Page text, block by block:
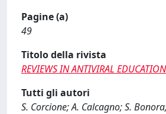
Pagine (a)
49
Titolo della rivista
REVIEWS IN ANTIVIRAL EDUCATION
Tutti gli autori
S. Corcione; A. Calcagno; S.